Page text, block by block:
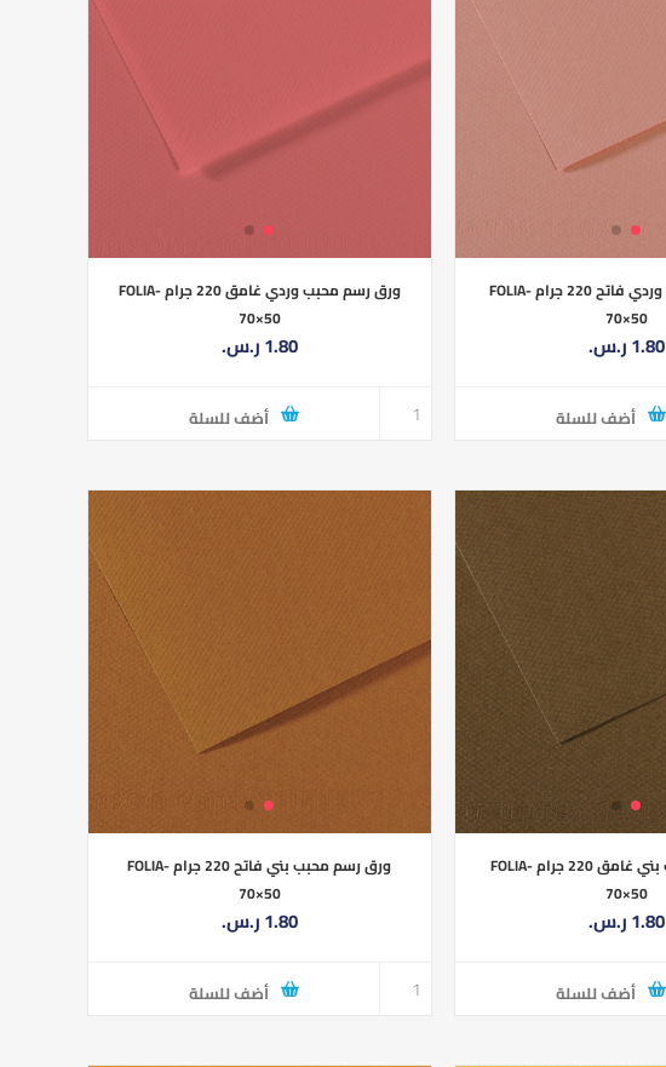
ورق رسم محبب وردي فاتح 220 جرام FOLIA-
70×50
1.80 ر.س.‏
أضف للسلة
ورق رسم محبب وردي غامق 220 جرام FOLIA-
70×50
1.80 ر.س.‏
أضف للسلة
ورق رسم محبب بني غامق 220 جرام FOLIA-
70×50
1.80 ر.س.‏
أضف للسلة
ورق رسم محبب بني فاتح 220 جرام FOLIA-
70×50
1.80 ر.س.‏
أضف للسلة